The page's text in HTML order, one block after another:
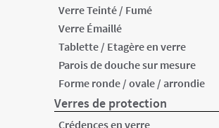
Verre Teinté / Fumé
Verre Émaillé
Tablette / Etagère en verre
Parois de douche sur mesure
Forme ronde / ovale / arrondie
Verres de protection
Crédences en verre